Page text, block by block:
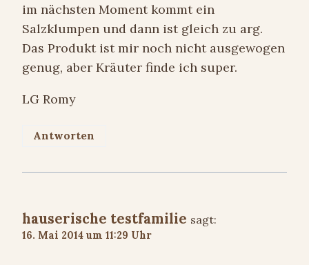
im nächsten Moment kommt ein
Salzklumpen und dann ist gleich zu arg.
Das Produkt ist mir noch nicht ausgewogen
genug, aber Kräuter finde ich super.
LG Romy
Antworten
hauserische testfamilie sagt:
16. Mai 2014 um 11:29 Uhr